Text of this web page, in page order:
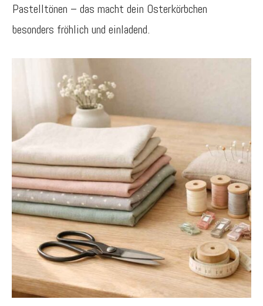
Pastelltönen – das macht dein Osterkörbchen
besonders fröhlich und einladend.